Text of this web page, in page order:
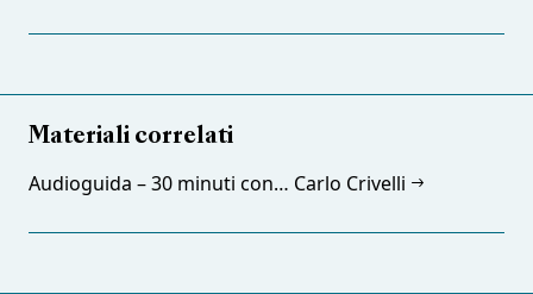
Materiali correlati
Audioguida – 30 minuti con… Carlo Crivelli